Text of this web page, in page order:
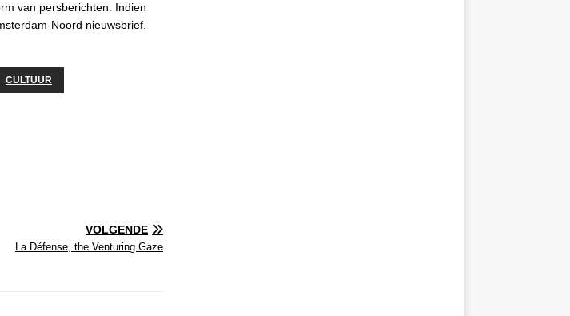
van persberichten. Indien
Noord nieuwsbrief.
CULTUUR
VOLGENDE
La Défense, the Venturing Gaze